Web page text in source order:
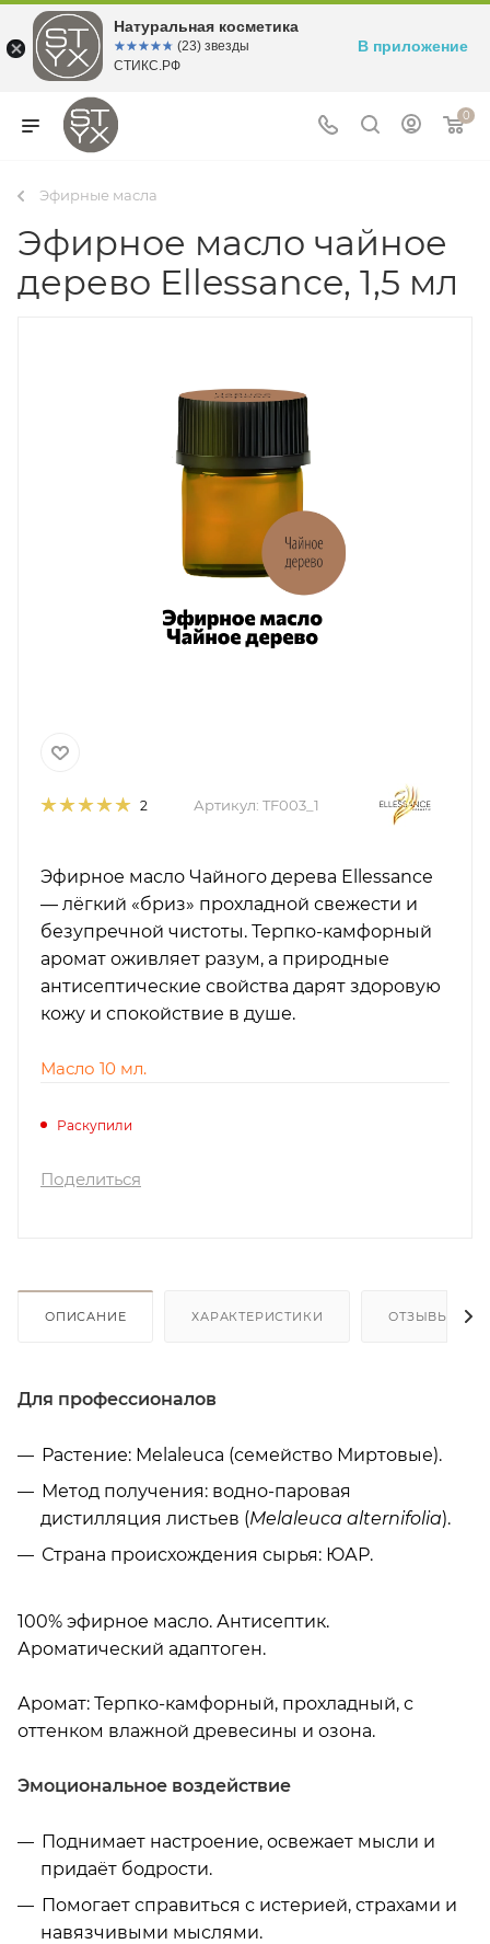
0
Эфирные масла
Эфирное масло чайное
дерево Ellessance, 1,5 мл
2 Артикул: TF003_1
Эфирное масло Чайного дерева Ellessance
— лёгкий «бриз» прохладной свежести и
безупречной чистоты. Терпко-камфорный
аромат оживляет разум, а природные
антисептические свойства дарят здоровую
кожу и спокойствие в душе.
Масло 10 мл.
Раскупили
Поделиться
ОПИСАНИЕ ХАРАКТЕРИСТИКИ ОТЗЫВЫ (2)
Для профессионалов
Растение: Melaleuca (семейство Миртовые).
Метод получения: водно-паровая
дистилляция листьев (Melaleuca alternifolia).
Страна происхождения сырья: ЮАР.
100% эфирное масло. Антисептик.
Ароматический адаптоген.
Аромат: Терпко-камфорный, прохладный, с
оттенком влажной древесины и озона.
Эмоциональное воздействие
Поднимает настроение, освежает мысли и
придаёт бодрости.
Помогает справиться с истерией, страхами и
навязчивыми мыслями.
Натуральная косметика
☆☆☆☆☆
★★★★★ (23) звезды
СТИКС.РФ
В приложение